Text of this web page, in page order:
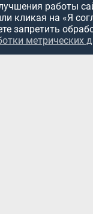
работы
кликая на «Я
запретить
метрических